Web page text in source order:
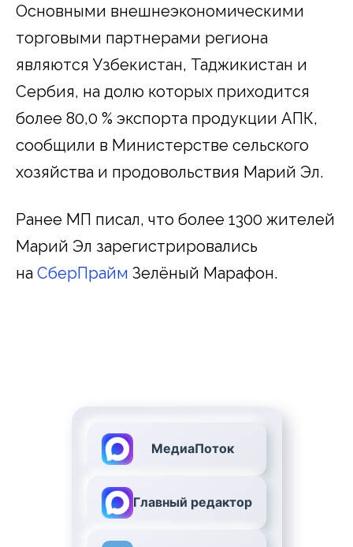
Основными внешнеэкономическими
торговыми партнерами региона
являются Узбекистан, Таджикистан и
Сербия, на долю которых приходится
более 80,0 % экспорта продукции АПК,
сообщили в Министерстве сельского
хозяйства и продовольствия Марий Эл.
Ранее МП писал, что более 1300 жителей
Марий Эл зарегистрировались
на СберПрайм Зелёный Марафон.
МедиаПоток
Главный редактор